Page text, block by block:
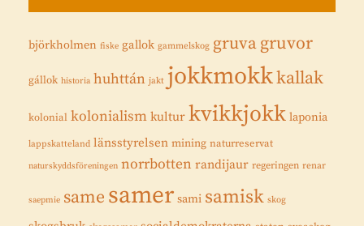
björkholmen fiske gallok gammelskog gruvagruvor
gállok historia huhttán jakt jokkmokkkallak
kolonial kolonialism kultur kvikkjokk laponia
lappskatteland länsstyrelsen mining naturreservat
naturskyddsföreningen norrbotten randijaur regeringen renar
saepmie same samer sami samisk skog